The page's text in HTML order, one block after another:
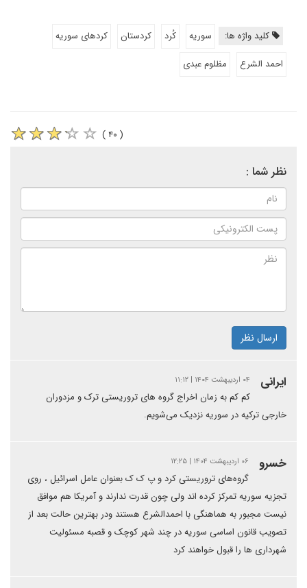
کلید واژه ها: سوریه کُرد کردستان
کردهای سوریه
احمد الشرع
مظلوم عبدی
( ۴۰ )
نظر شما :
ارسال نظر
ایرانی ۰۴ اردیبهشت ۱۴۰۴ | ۱۱:۱۲
کم کم به زمان اخراج گروه های تروریستی ترک و مزدوران
خارجی ترکیه در سوریه نزدیک می‌شویم.
خسرو ۰۶ اردیبهشت ۱۴۰۴ | ۱۲:۲۵
گروه‌های تروریستی کرد و پ ک ک بعنوان عامل اسرائیل ، روی
تجزیه سوریه تمرکز کرده اند ولی چون قدرت ندارند و آمریکا هم موافق
نیست مجبور به هماهنگی با احمدالشرع هستند ودر بهترین حالت بعد از
تصویب قانون اساسی سوریه در چند شهر کوچک و قصبه مسئولیت
شهرداری ها را قبول خواهند کرد